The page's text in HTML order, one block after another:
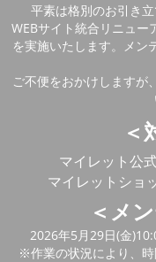
平素は格別のお引き
WEBサイト統合リニュー
を実施いたします。メン
ご不便をおかけしますが
＜
マイレット公
マイレットショ
＜メ
2026年5月29日(金
※作業の状況により、